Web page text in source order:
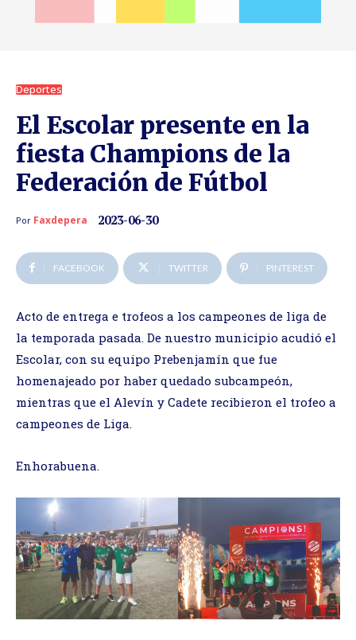
Deportes
El Escolar presente en la
fiesta Champions de la
Federación de Fútbol
Por Faxdepera 2023-06-30
FACEBOOK TWITTER PINTEREST
Acto de entrega e trofeos a los campeones de liga de
la temporada pasada. De nuestro municipio acudió el
Escolar, con su equipo Prebenjamín que fue
homenajeado por haber quedado subcampeón,
mientras que el Alevín y Cadete recibieron el trofeo a
campeones de Liga.
Enhorabuena.